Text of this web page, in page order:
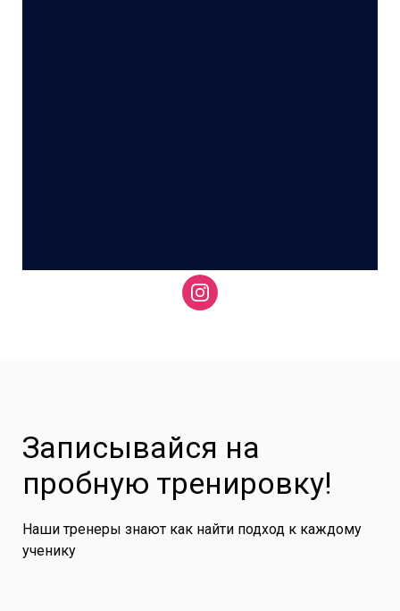
Записывайся на
пробную тренировку!
Наши тренеры знают как найти подход к каждому
ученику